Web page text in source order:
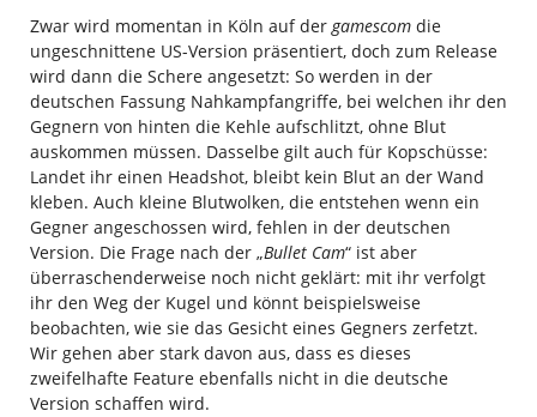
Zwar wird momentan in Köln auf dergamescom die
ungeschnittene US-Version präsentiert, doch zum Release
wird dann die Schere angesetzt: So werden in der
deutschen Fassung Nahkampfangriffe, bei welchen ihr den
Gegnern von hinten die Kehle aufschlitzt, ohne Blut
auskommen müssen. Dasselbe gilt auch für Kopschüsse:
Landet ihr einen Headshot, bleibt kein Blut an der Wand
kleben. Auch kleine Blutwolken, die entstehen wenn ein
Gegner angeschossen wird, fehlen in der deutschen
Version. Die Frage nach der „Bullet Cam“ ist aber
überraschenderweise noch nicht geklärt: mit ihr verfolgt
ihr den Weg der Kugel und könnt beispielsweise
beobachten, wie sie das Gesicht eines Gegners zerfetzt.
Wir gehen aber stark davon aus, dass es dieses
zweifelhafte Feature ebenfalls nicht in die deutsche
Version schaffen wird.